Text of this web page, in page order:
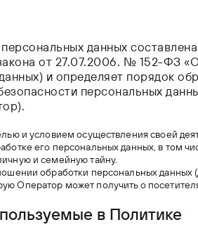
данных
от 27.07.2006. № 152-ФЗ
и определяет порядок
персональных
и условием осуществления своей
его персональных данных, в том
и семейную тайну.
обработки персональных данных
Оператор может получить о
в Политике